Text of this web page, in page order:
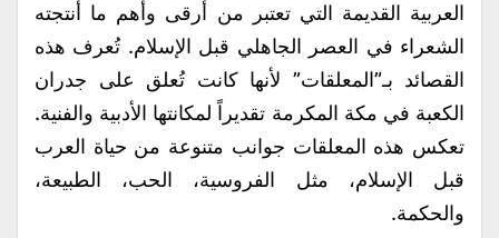
العربية القديمة التي تعتبر من أرقى وأهم ما أنتجته
الشعراء في العصر الجاهلي قبل الإسلام. تُعرف هذه
القصائد بـ”المعلقات” لأنها كانت تُعلق على جدران
الكعبة في مكة المكرمة تقديراً لمكانتها الأدبية والفنية.
تعكس هذه المعلقات جوانب متنوعة من حياة العرب
قبل الإسلام، مثل الفروسية، الحب، الطبيعة،
والحكمة.